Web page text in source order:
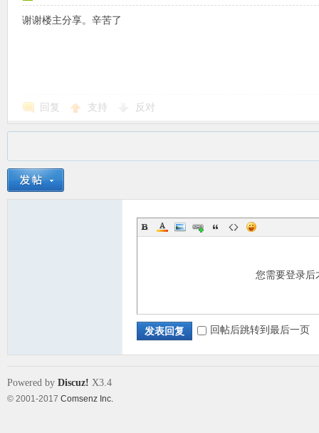
谢谢楼主分享。辛苦了
回复 支持 反对
您需要登录
发表回复 回帖后跳转到最后一页
Powered by Discuz! X3.4
© 2001-2017 Comsenz Inc.